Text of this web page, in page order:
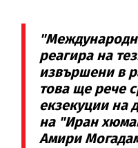
реагира на
извършени в
това ще рече
екзекуции на
на "Иран
Амири